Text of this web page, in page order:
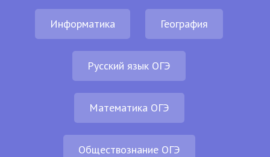
Информатика География
Русский язык ОГЭ
Математика ОГЭ
Обществознание ОГЭ